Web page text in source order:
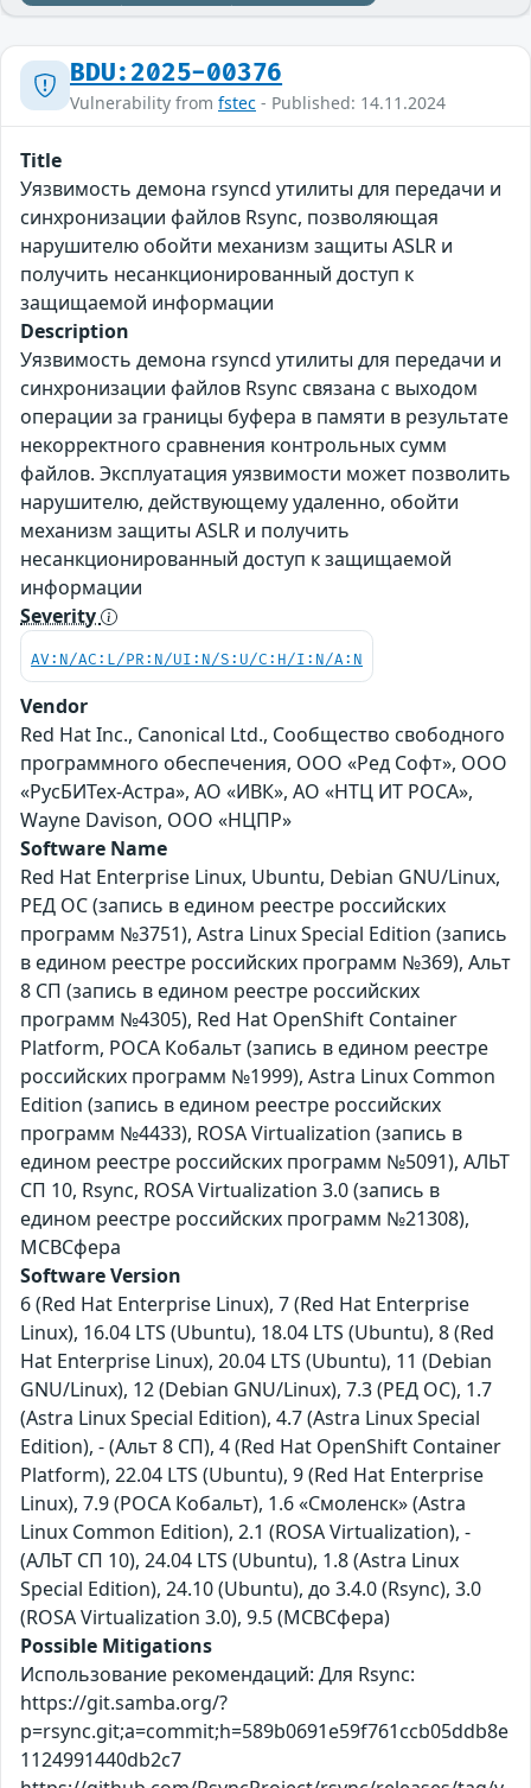
BDU:2025-00376
Vulnerability from fstec - Published: 14.11.2024
Title
Уязвимость демона rsyncd утилиты для передачи и
синхронизации файлов Rsync, позволяющая
нарушителю обойти механизм защиты ASLR и
получить несанкционированный доступ к
защищаемой информации
Description
Уязвимость демона rsyncd утилиты для передачи и
синхронизации файлов Rsync связана с выходом
операции за границы буфера в памяти в результате
некорректного сравнения контрольных сумм
файлов. Эксплуатация уязвимости может позволить
нарушителю, действующему удаленно, обойти
механизм защиты ASLR и получить
несанкционированный доступ к защищаемой
информации
Severity
AV:N/AC:L/PR:N/UI:N/S:U/C:H/I:N/A:N
Vendor
Red Hat Inc., Canonical Ltd., Сообщество свободного
программного обеспечения, ООО «Ред Софт», ООО
«РусБИТех-Астра», АО «ИВК», АО «НТЦ ИТ РОСА»,
Wayne Davison, ООО «НЦПР»
Software Name
Red Hat Enterprise Linux, Ubuntu, Debian GNU/Linux,
РЕД ОС (запись в едином реестре российских
программ №3751), Astra Linux Special Edition (запись
в едином реестре российских программ №369), Альт
8 СП (запись в едином реестре российских
программ №4305), Red Hat OpenShift Container
Platform, РОСА Кобальт (запись в едином реестре
российских программ №1999), Astra Linux Common
Edition (запись в едином реестре российских
программ №4433), ROSA Virtualization (запись в
едином реестре российских программ №5091), АЛЬТ
СП 10, Rsync, ROSA Virtualization 3.0 (запись в
едином реестре российских программ №21308),
МСВСфера
Software Version
6 (Red Hat Enterprise Linux), 7 (Red Hat Enterprise
Linux), 16.04 LTS (Ubuntu), 18.04 LTS (Ubuntu), 8 (Red
Hat Enterprise Linux), 20.04 LTS (Ubuntu), 11 (Debian
GNU/Linux), 12 (Debian GNU/Linux), 7.3 (РЕД ОС), 1.7
(Astra Linux Special Edition), 4.7 (Astra Linux Special
Edition), - (Альт 8 СП), 4 (Red Hat OpenShift Container
Platform), 22.04 LTS (Ubuntu), 9 (Red Hat Enterprise
Linux), 7.9 (РОСА Кобальт), 1.6 «Смоленск» (Astra
Linux Common Edition), 2.1 (ROSA Virtualization), -
(АЛЬТ СП 10), 24.04 LTS (Ubuntu), 1.8 (Astra Linux
Special Edition), 24.10 (Ubuntu), до 3.4.0 (Rsync), 3.0
(ROSA Virtualization 3.0), 9.5 (МСВСфера)
Possible Mitigations
Использование рекомендаций: Для Rsync:
https://git.samba.org/?
p=rsync.git;a=commit;h=589b0691e59f761ccb05ddb8e
1124991440db2c7